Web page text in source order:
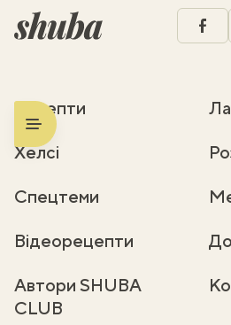
Рецепти
Хелсі
Спецтеми
Відеорецепти
Автори SHUBA
CLUB